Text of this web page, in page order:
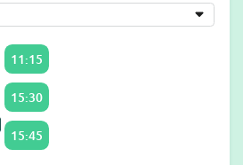
11:15
15:30
15:45